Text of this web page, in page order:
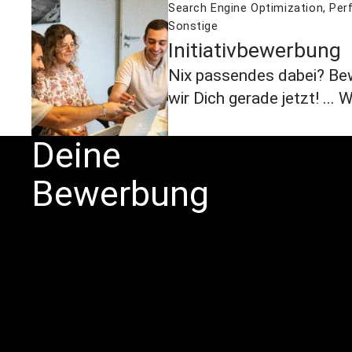
Search Engine Optimization,
Sonstige
Initiativbewerbung
Nix passendes dabei?
wir Dich gerade jetzt! ...
Deine
Bewerbung